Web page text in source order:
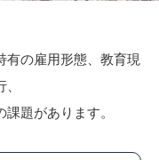
有の雇用形態、教育現
題があります。